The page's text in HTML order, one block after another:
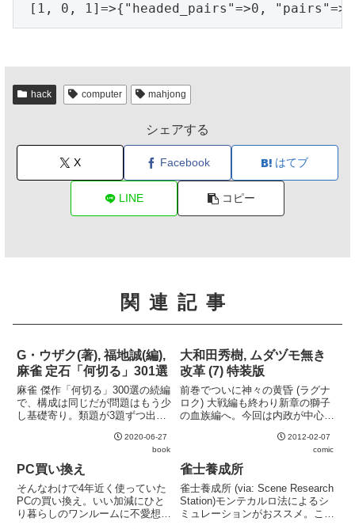
[1, 0, 1]=>{"headed_pairs"=>0,
hack computer mahjong
シェアする
X Facebook はてブ
LINE コピー
関連記事
G・ウザク(著), 福地誠(編),
麻雀 定石「何切る」301選
麻雀 傑作「何切る」300選の続編
で、構成は同じだが問題はもう少
し基礎寄り。類題が3題ずつ出題
で、どういった手牌の違いが打牌
に影響してくるのかを自然に学べ
る。合間に挿入されるコラム "ア
バウト何切る理論" も実...
2020-06-27
book
大和田秀樹, ムダヅモ無き
改革 (7) 特装版
前巻でついに神々の黄昏 (ラグナ
ロク) 大戦編も終わり新章の獅子
の血族編へ。今回は内政が中心で
版は "第一次ラグナロク大戦報告
書" の小冊子とポストカード、シ
ールが付属する。
2012-02-07
comic
PC買い換え
そんなわけで4年近く使っていた
PCの買い換え。いい加減にひと
り暮らしのワンルームに不愛想な
雀士養成所
雀士養成所 (via: Scene Research
Station)モンテカルロ法によるシ
ミュレーションがおススメ。この